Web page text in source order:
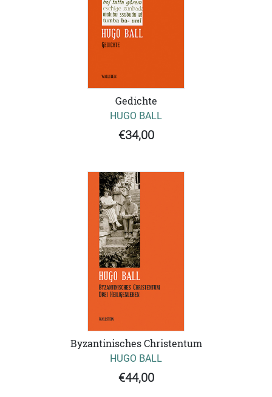
Gedichte
HUGO BALL
€34,00
Byzantinisches Christentum
HUGO BALL
€44,00